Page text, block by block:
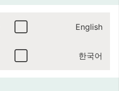
English
한국어